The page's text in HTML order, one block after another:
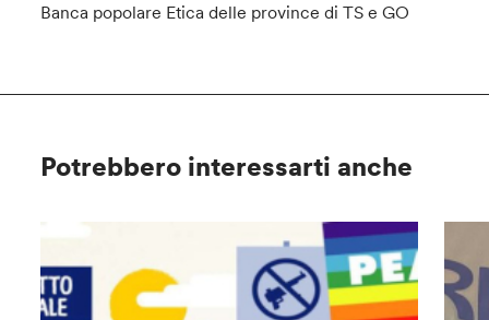
Banca popolare Etica delle province di TS e GO
Potrebbero interessarti anche